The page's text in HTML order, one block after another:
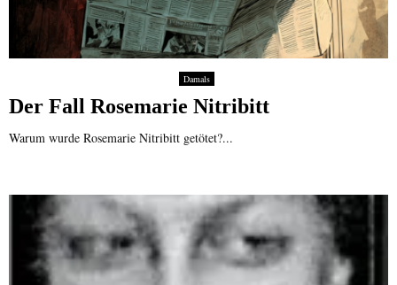
Damals
Der Fall Rosemarie Nitribitt
Warum wurde Rosemarie Nitribitt getötet?...